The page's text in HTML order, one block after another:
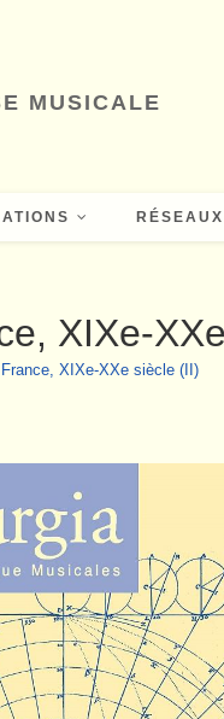
MUSICALE
RÉSEAUX
XIXe-
XIXe-XXe siècle (II)